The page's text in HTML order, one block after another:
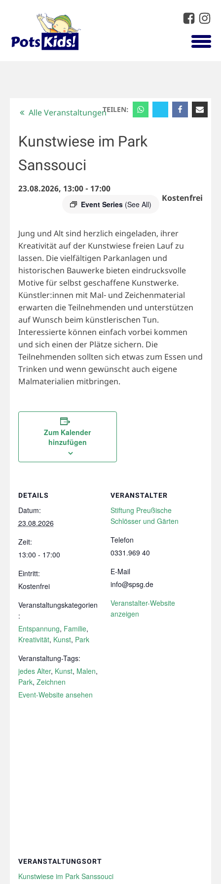
TEILEN:
Alle Veranstaltungen
Kunstwiese im Park
Sanssouci
23.08.2026, 13:00- 17:00
Event Series (See All)
Kostenfrei
Jung und Alt sind herzlich eingeladen, ihrer
Kreativität auf der Kunstwiese freien Lauf zu
lassen. Die vielfältigen Parkanlagen und
historischen Bauwerke bieten eindrucksvolle
Motive für selbst geschaffene Kunstwerke.
Künstler:innen mit Mal- und Zeichenmaterial
erwarten die Teilnehmenden und unterstützen
auf Wunsch beim künstlerischen Tun.
Interessierte können einfach vorbei kommen
und sich einen der Plätze sichern. Die
Teilnehmenden sollten sich etwas zum Essen und
Trinken und wenn gewünscht auch eigene
Malmaterialien mitbringen.
Zum Kalender
hinzufügen
DETAILS
Datum:
23.08.2026
Zeit:
13:00 - 17:00
Eintritt:
Kostenfrei
Veranstaltungskategorien
:
Entspannung, Familie,
Kreativität, Kunst, Park
Veranstaltung-Tags:
jedes Alter, Kunst, Malen,
Park, Zeichnen
Event-Website ansehen
VERANSTALTER
Stiftung Preußische
Schlösser und Gärten
Telefon
0331.969 40
E-Mail
info@spsg.de
Veranstalter-Website
anzeigen
VERANSTALTUNGSORT
Kunstwiese im Park Sanssouci